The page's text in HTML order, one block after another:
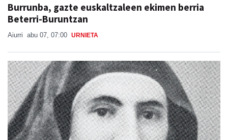
Burrunba, gazte euskaltzaleen ekimen berria
Beterri-Buruntzan
Aiurri abu 07, 07:00 URNIETA